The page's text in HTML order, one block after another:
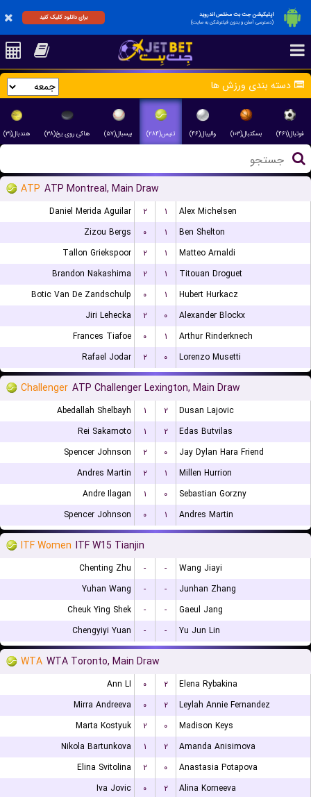
اپلیکیشن جت بت مختص اندروید
(دسترسی آسان و بدون فیلترشکن به سایت)
برای دانلود کلیک کنید
دسته بندی ورزش ها
فوتبال(۴۶۱) بسکتبال(۱۰۳) والیبال(۴۶) تنیس(۲۸۴) بیسبال(۵۷) هاکی روی یخ(۳۸) هندبال(۳۱)
ATP ATP Montreal, Main Draw
Daniel Merida Aguilar ۲ ۱
Alex Michelsen
Zizou Bergs
۰ ۱
Ben Shelton
Tallon Griekspoor
۲ ۱
Matteo Arnaldi
Brandon Nakashima
۲ ۱
Titouan Droguet
Botic Van De Zandschulp
۰ ۱
Hubert Hurkacz
Jiri Lehecka
۲ ۰
Alexander Blockx
Frances Tiafoe
۰ ۱
Arthur Rinderknech
Rafael Jodar
۲ ۰ Lorenzo Musetti
Challenger ATP Challenger Lexington, Main Draw
Abedallah Shelbayh ۱ ۲
Dusan Lajovic
Rei Sakamoto
۱ ۲
Edas Butvilas
Spencer Johnson
۲ ۰
Jay Dylan Hara Friend
Andres Martin
۲ ۱
Millen Hurrion
Andre Ilagan
۱ ۰
Sebastian Gorzny
Spencer Johnson
۰ ۱ Andres Martin
ITF Women ITF W15 Tianjin
Chenting Zhu - -
Wang Jiayi
Yuhan Wang
- -
Junhan Zhang
Cheuk Ying Shek
- -
Gaeul Jang
Chengyiyi Yuan
- - Yu Jun Lin
WTA WTA Toronto, Main Draw
Ann LI ۰ ۲
Elena Rybakina
Mirra Andreeva
۰ ۲
Leylah Annie Fernandez
Marta Kostyuk
۲ ۰
Madison Keys
Nikola Bartunkova
۱ ۲
Amanda Anisimova
Elina Svitolina
۲ ۰
Anastasia Potapova
Iva Jovic
۰ ۲
Alina Korneeva